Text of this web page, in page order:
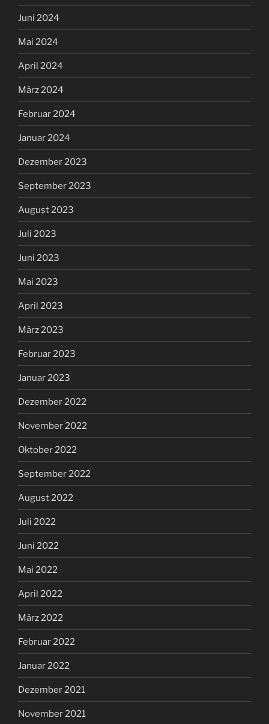
Juni 2024
Mai 2024
April 2024
März 2024
Februar 2024
Januar 2024
Dezember 2023
September 2023
August 2023
Juli 2023
Juni 2023
Mai 2023
April 2023
März 2023
Februar 2023
Januar 2023
Dezember 2022
November 2022
Oktober 2022
September 2022
August 2022
Juli 2022
Juni 2022
Mai 2022
April 2022
März 2022
Februar 2022
Januar 2022
Dezember 2021
November 2021